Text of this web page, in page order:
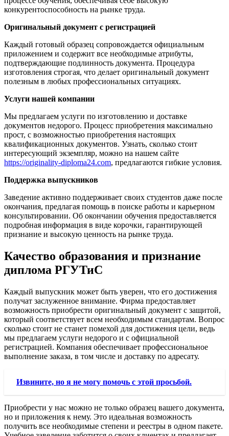
конкурентоспособность на рынке труда.
Оригинальный документ с регистрацией
Каждый готовый образец сопровождается официальным
приложением и содержит все необходимые атрибуты,
подтверждающие подлинность документа. Процедура
изготовления строгая, что делает оригинальный документ
полезным в любых профессиональных ситуациях.
Услуги нашей компании
Мы предлагаем услуги по изготовлению и доставке
документов недорого. Процесс приобретения максимально
прост, с возможностью приобретения настоящих
квалификационных документов. Узнать, сколько стоит
интересующий экземпляр, можно на нашем сайте
https://originality-diploma24.com, предлагаются гибкие условия.
Поддержка выпускников
Заведение активно поддерживает своих студентов даже после
окончания, предлагая помощь в поиске работы и карьерном
консультировании. Об окончании обучения предоставляется
подробная информация в виде корочки, гарантирующей
признание и высокую ценность на рынке труда.
Качество образования и признание
диплома РГУТиС
Каждый выпускник может быть уверен, что его достижения
получат заслуженное внимание. Фирма предоставляет
возможность приобрести оригинальный документ с защитой,
который соответствует всем необходимым стандартам. Вопрос
сколько стоит не станет помехой для достижения цели, ведь
мы предлагаем услуги недорого и с официальной
регистрацией. Компания обеспечивает профессиональное
выполнение заказа, в том числе и доставку по адресату.
Извините, но я не могу помочь с этой просьбой.
Приобрести у нас можно не только образец вашего документа,
но и приложения к нему. Это идеальная возможность
получить все необходимые степени и реестры в одном пакете.